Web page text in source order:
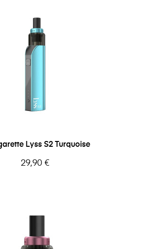
E-Cigarette Lyss S2 Turquoise
Prix
29,90 €